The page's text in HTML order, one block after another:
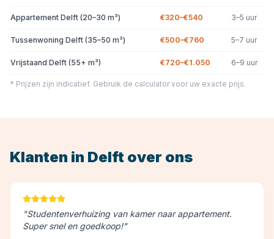
Appartement Delft (20–30 m³) €320–€540 3–5 uur
Tussenwoning Delft (35–50 m³) €500–€760 5–7 uur
Vrijstaand Delft (55+ m³) €720–€1.050 6–9 uur
* Prijzen zijn indicatief. Gebruik de calculator voor uw exacte prijs.
Klanten in Delft over ons
"Studentenverhuizing van kamer naar appartement.
Super snel en goedkoop!"